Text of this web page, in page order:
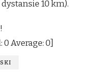
10 km).
0Average:0]